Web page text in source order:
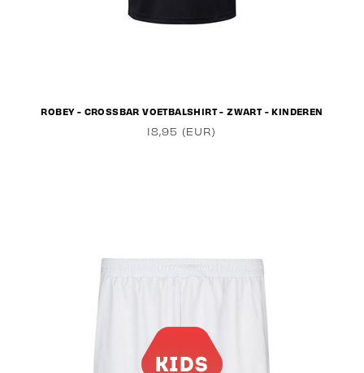
ROBEY - CROSSBAR VOETBALSHIRT - ZWART - KINDEREN
18,95 (EUR)